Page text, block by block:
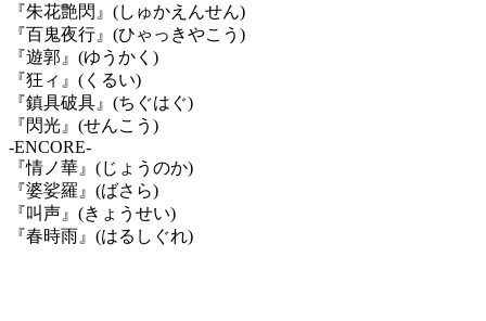
『朱花艶閃』 (しゅかえんせん)
『百鬼夜行』 (ひゃっきやこう )
『遊郭』 (ゆうかく )
『狂ィ』 ( くるい)
『鎮具破具』 (ちぐはぐ)
『閃光』 (せんこう )
-ENCORE-
『情ノ華』 (じょうのか)
『婆娑羅』 (ばさら)
『叫声』 (きょうせい)
『春時雨』 (はるしぐれ)